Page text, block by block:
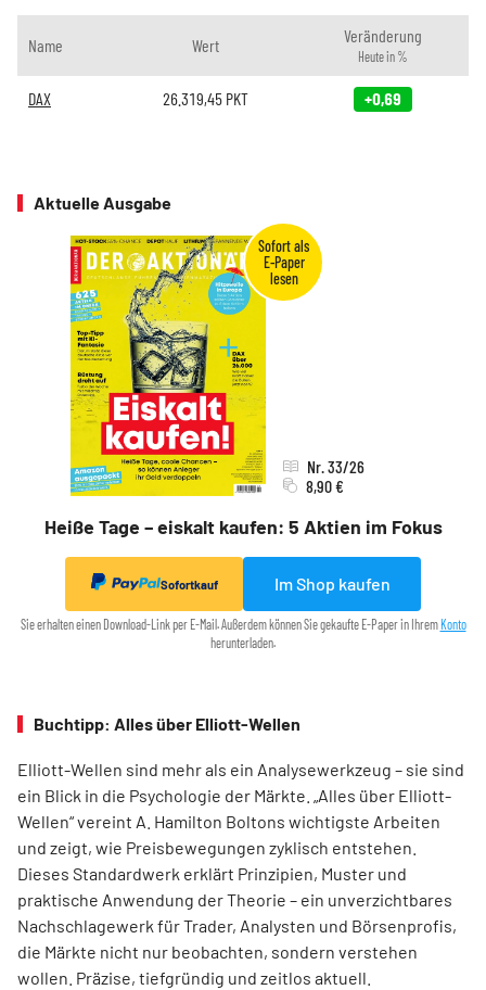
Name Wert Veränderung
Heute in %
DAX 26.319,45 PKT +0,69
Aktuelle Ausgabe
Heiße Tage – eiskalt kaufen: 5 Aktien im Fokus
Nr. 33/26
8,90 €
Sofortkauf Im Shop kaufen
Sie erhalten einen Download-Link per E-Mail. Außerdem können Sie gekaufte E-Paper in Ihrem Konto
herunterladen.
Buchtipp: Alles über Elliott-Wellen
Elliott-Wellen sind mehr als ein Analysewerkzeug – sie sind
ein Blick in die Psychologie der Märkte. „Alles über Elliott-
Wellen“ vereint A. Hamilton Boltons wichtigste Arbeiten
und zeigt, wie Preisbewegungen zyklisch entstehen.
Dieses Standardwerk erklärt Prinzipien, Muster und
praktische Anwendung der Theorie – ein unverzichtbares
Nachschlagewerk für Trader, Analysten und Börsenprofis,
die Märkte nicht nur beobachten, sondern verstehen
wollen. Präzise, tiefgründig und zeitlos aktuell.